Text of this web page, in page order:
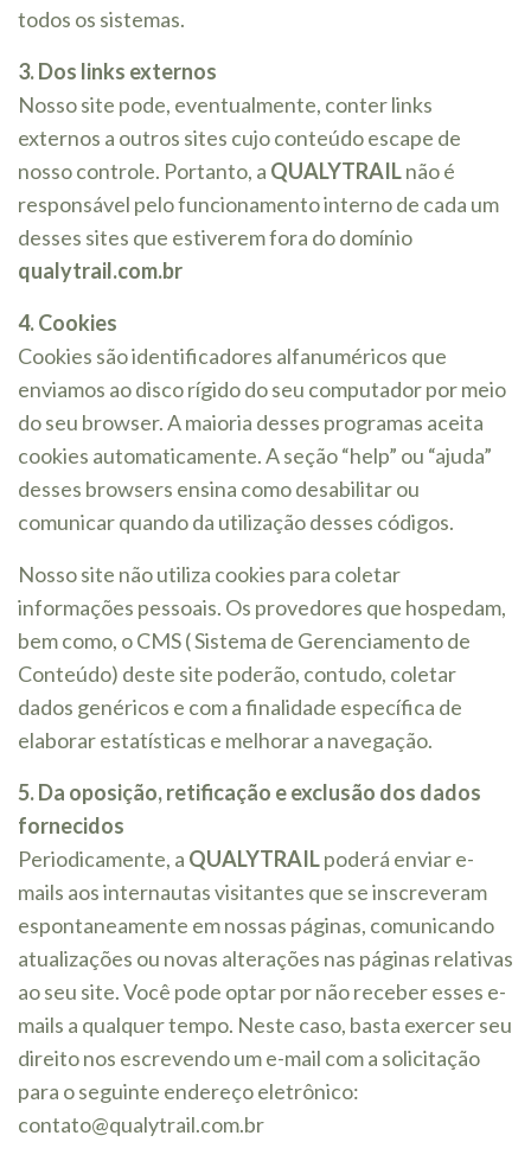
todos os sistemas.
3. Dos links externos
Nosso site pode, eventualmente, conter links
externos a outros sites cujo conteúdo escape de
nosso controle. Portanto, a QUALYTRAILnão é
responsável pelo funcionamento interno de cada um
desses sites que estiverem fora do domínio
qualytrail.com.br
4. Cookies
Cookies são identificadores alfanuméricos que
enviamos ao disco rígido do seu computador por meio
do seu browser. A maioria desses programas aceita
cookies automaticamente. A seção “help” ou “ajuda”
desses browsers ensina como desabilitar ou
comunicar quando da utilização desses códigos.
Nosso site não utiliza cookies para coletar
informações pessoais. Os provedores que hospedam,
bem como, o CMS ( Sistema de Gerenciamento de
Conteúdo) deste site poderão, contudo, coletar
dados genéricos e com a finalidade específica de
elaborar estatísticas e melhorar a navegação.
5. Da oposição, retificação e exclusão dos dados
fornecidos
Periodicamente, a QUALYTRAILpoderá enviar e-
mails aos internautas visitantes que se inscreveram
espontaneamente em nossas páginas, comunicando
atualizações ou novas alterações nas páginas relativas
ao seu site. Você pode optar por não receber esses e-
mails a qualquer tempo. Neste caso, basta exercer seu
direito nos escrevendo um e-mail com a solicitação
para o seguinte endereço eletrônico:
contato@qualytrail.com.br